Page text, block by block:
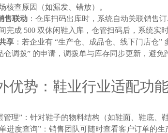
核查原因（如漏发、错放）。
售联动 ：仓库扫码出库时，系统自动关联销售
完成 500 双休闲鞋入库，仓管扫码后，系统实
享 ：若企业有 “生产仓、成品仓、线下门店仓
仓调拨” 的申请，调拨单与库存同步更新，避免
优势：鞋业行业适配功能
管理”：针对鞋子的物料结构（如鞋面、鞋底、
进度查询”：销售团队可随时查看客户订单的